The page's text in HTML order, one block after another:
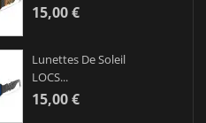
15,00 €
Lunettes De Soleil
LOCS...
15,00 €